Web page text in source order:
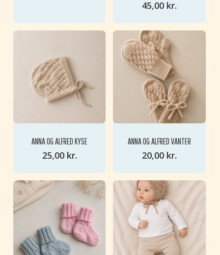
INGEN VARER I KURVEN.
45,00 kr.
ANNA OG ALFRED KYSE
25,00 kr.
ANNA OG ALFRED VANTER
20,00 kr.